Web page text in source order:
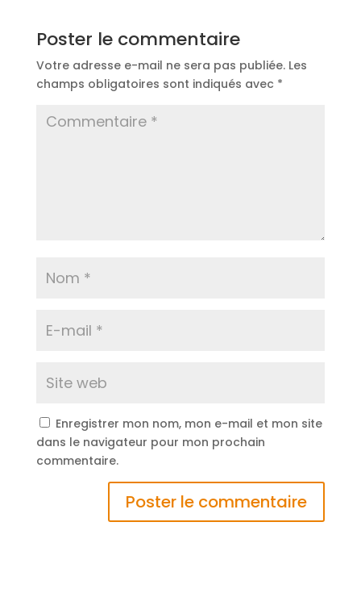
Poster le commentaire
Votre adresse e-mail ne sera pas publiée. Les
champs obligatoires sont indiqués avec *
Enregistrer mon nom, mon e-mail et mon site
dans le navigateur pour mon prochain
commentaire.